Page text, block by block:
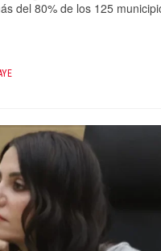
del 80% de los 125